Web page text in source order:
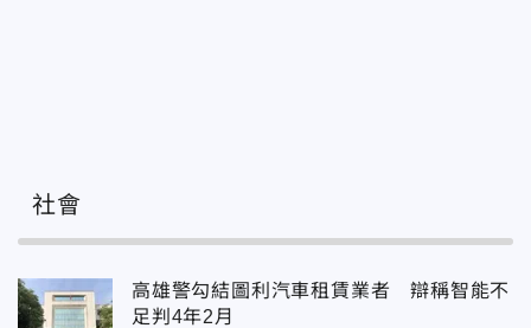
社會
高雄警勾結圖利汽車租賃業者 辯稱智能不
足判4年2月